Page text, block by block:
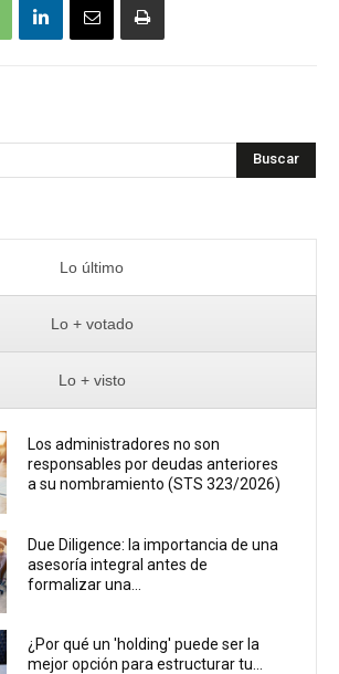
Buscar
Lo último
Lo + votado
Lo + visto
Los administradores no son
responsables por deudas anteriores
a su nombramiento (STS 323/2026)
Due Diligence: la importancia de una
asesoría integral antes de
formalizar una...
¿Por qué un 'holding' puede ser la
mejor opción para estructurar tu...